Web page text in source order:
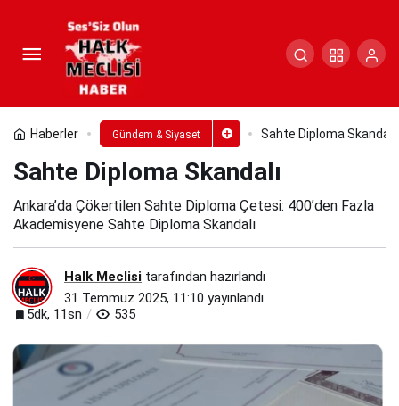
Haberler Gündem & Siyaset Sahte Diploma Skandalı
Sahte Diploma Skandalı
Ankara’da Çökertilen Sahte Diploma Çetesi: 400’den Fazla
Akademisyene Sahte Diploma Skandalı
Halk Meclisi tarafından hazırlandı
31 Temmuz 2025, 11:10 yayınlandı
5dk, 11sn
535
Sahte Diploma Skandalı
Yorum Yap